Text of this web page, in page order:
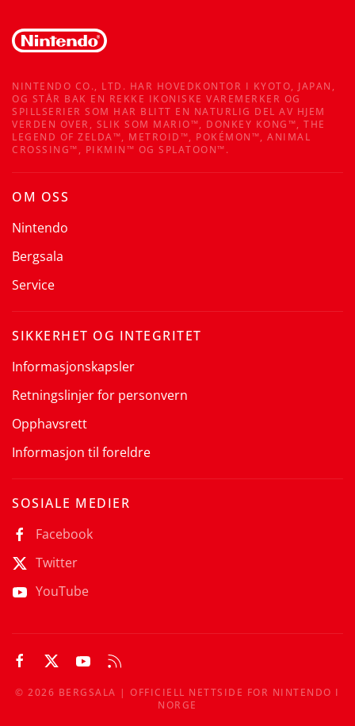
NINTENDO CO., LTD. HAR HOVEDKONTOR I KYOTO, JAPAN,
OG STÅR BAK EN REKKE IKONISKE VAREMERKER OG
SPILLSERIER SOM HAR BLITT EN NATURLIG DEL AV HJEM
VERDEN OVER, SLIK SOM MARIO™, DONKEY KONG™, THE
LEGEND OF ZELDA™, METROID™, POKÉMON™, ANIMAL
CROSSING™, PIKMIN™ OG SPLATOON™.
OM OSS
Nintendo
Bergsala
Service
SIKKERHET OG INTEGRITET
Informasjonskapsler
Retningslinjer for personvern
Opphavsrett
Informasjon til foreldre
SOSIALE MEDIER
Facebook
Twitter
YouTube
©2026 BERGSALA | OFFICIELL NETTSIDE FOR NINTENDO I
NORGE